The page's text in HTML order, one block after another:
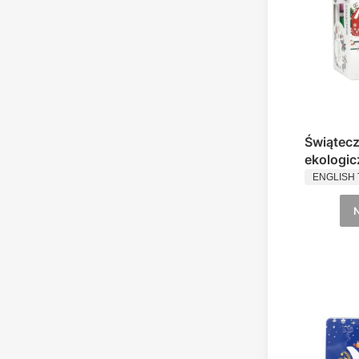
Shop
ENGLISH